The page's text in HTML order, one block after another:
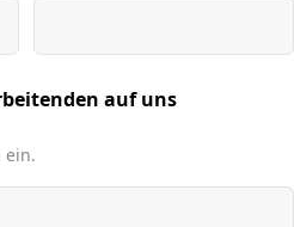
auf uns
ein.